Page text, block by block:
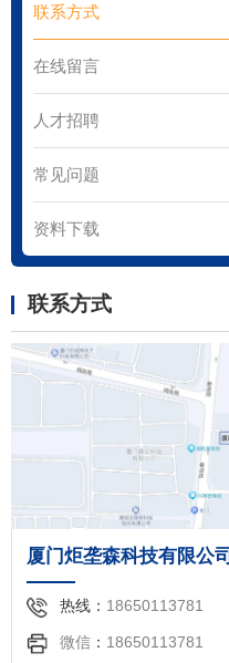
联系方式
在线留言
人才招聘
常见问题
资料下载
联系方式
厦门炬垄森科技有限公司
热线： 18650113781
微信： 18650113781